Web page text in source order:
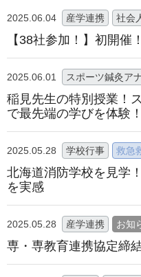
2025.06.04 産学連携 社会
【38社参加！】初開催
2025.06.01 スポーツ鍼灸ア
稲見先生の特別授業！
で最先端の学びを体験！
2025.05.28 学校行事 救急
北海道消防学校を見学
を実感
2025.05.28 産学連携 お知
専・専教育連携協定締